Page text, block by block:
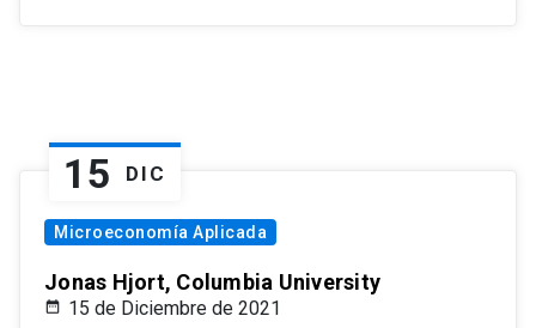
15 DIC
Microeconomía Aplicada
Jonas Hjort, Columbia University
15 de Diciembre de 2021